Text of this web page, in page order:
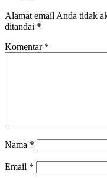
Alamat email Anda tidak
ditandai *
Komentar *
Nama *
Email *